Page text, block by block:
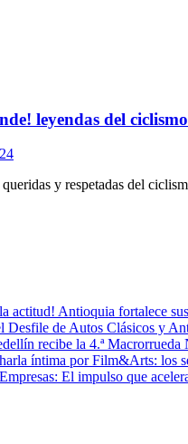
leyendas del
y respetadas del
actitud! Antioquia fortalece
Desfile de Autos Clásicos y
recibe la 4.ª
íntima por Film&Arts: los
El impulso que